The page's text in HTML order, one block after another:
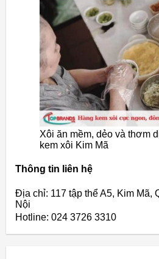
Xôi ăn mềm, dẻo và thơm
kem xôi Kim Mã
Thông tin liên hệ
Địa chỉ: 117 tập thể A5, Kim Mã,
Nội
Hotline: 024 3726 3310